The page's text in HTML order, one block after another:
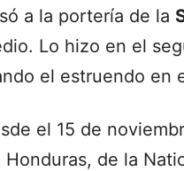
a la portería de la
Lo hizo en el
el estruendo en
el 15 de
de la